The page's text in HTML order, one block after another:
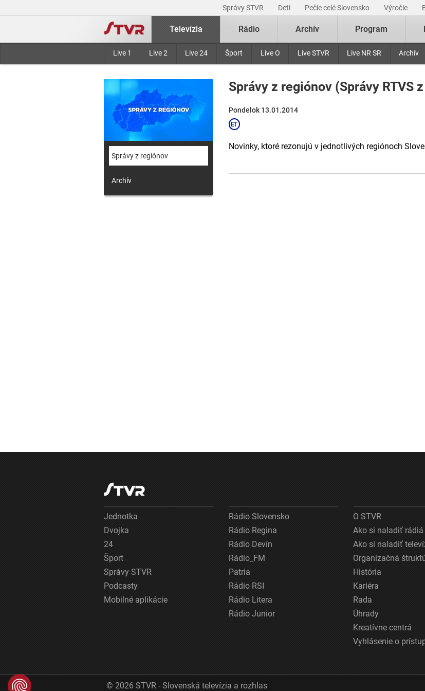
Správy STVR Deti Pečie celé Slovensko Výročie
Televízia
Live 1 Live 2 Live 24 Šport Live O Live STVR Live NR SR Archív
Rádio Archív Program
Správy z regiónov
Archív
Správy z regiónov (Správy RTVS
Pondelok 13.01.2014
Novinky, ktoré rezonujú v jednotlivých regiónoch
Jednotka
Dvojka
24
Šport
Správy STVR
Podcasty
Mobilné aplikácie
Rádio Slovensko
Rádio Regina
Rádio Devín
Rádio_FM
Patria
Rádio RSI
Rádio Litera
Rádio Junior
O STVR
Ako si naladiť rádiá
Ako si naladiť
Organizačná
História
Kariéra
Rada
Úhrady
Kreatívne centrá
Vyhlásenie o
© 2026 STVR - Slovenská televízia a rozhlas